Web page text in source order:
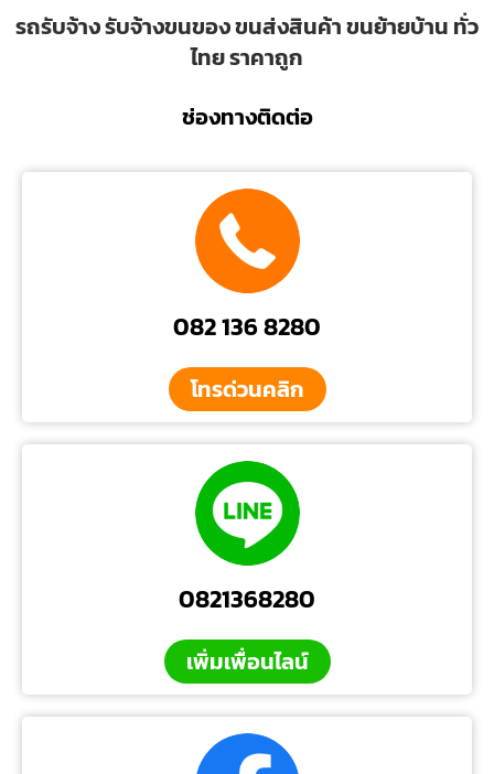
รถรับจ้าง รับจ้างขนของ ขนส่งสินค้า ขนย้ายบ้าน ทั่ว
ไทย ราคาถูก
ช่องทางติดต่อ
082 136 8280
โทรด่วนคลิก
0821368280
เพิ่มเพื่อนไลน์